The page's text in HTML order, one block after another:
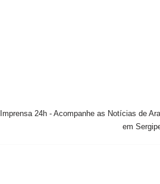
Imprensa 24h - Acompanhe as Notícias de
em